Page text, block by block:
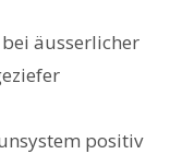
äusserlicher
positiv